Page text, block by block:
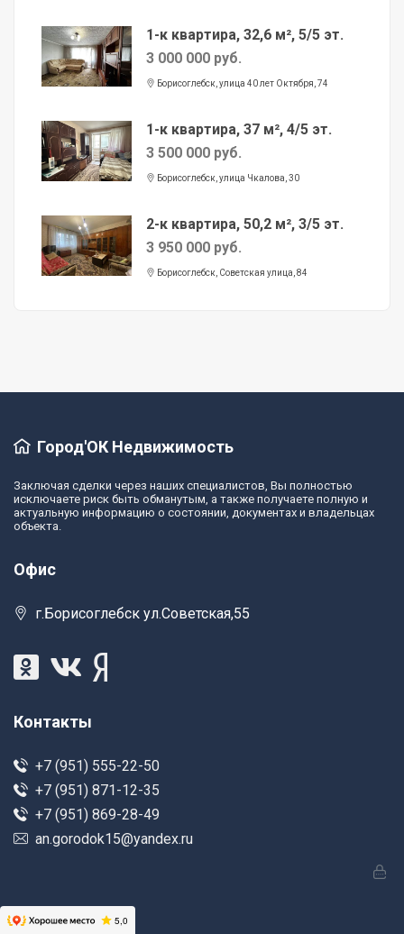
1-к квартира, 32,6 м², 5/5 эт.
3 000 000 руб.
Борисоглебск, улица 40 лет Октября, 74
1-к квартира, 37 м², 4/5 эт.
3 500 000 руб.
Борисоглебск, улица Чкалова, 30
2-к квартира, 50,2 м², 3/5 эт.
3 950 000 руб.
Борисоглебск, Советская улица, 84
Город'ОК Недвижимость
Заключая сделки через наших специалистов, Вы полностью
исключаете риск быть обманутым, а также получаете полную и
актуальную информацию о состоянии, документах и владельцах
объекта.
Офис
г.Борисоглебск ул.Советская,55
Контакты
+7 (951) 555-22-50
+7 (951) 871-12-35
+7 (951) 869-28-49
an.gorodok15@yandex.ru